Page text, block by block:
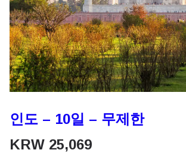
인도 – 10일 – 무제한
KRW 25,069